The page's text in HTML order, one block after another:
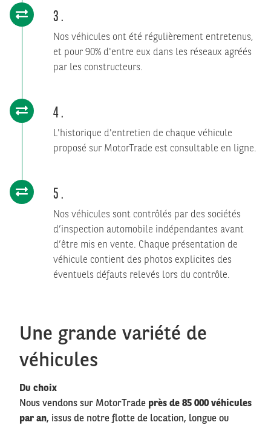
3
Nos véhicules ont été régulièrement entretenus,
et pour 90% d'entre eux dans les réseaux agréés
par les constructeurs.
4
L'historique d'entretien de chaque véhicule
proposé sur MotorTrade est consultable en ligne.
5
Nos véhicules sont contrôlés par des sociétés
d’inspection automobile indépendantes avant
d’être mis en vente. Chaque présentation de
véhicule contient des photos explicites des
éventuels défauts relevés lors du contrôle.
Une grande variété de
véhicules
Du choix
Nous vendons sur MotorTrade près de 85 000 véhicules
par an, issus de notre flotte de location, longue ou